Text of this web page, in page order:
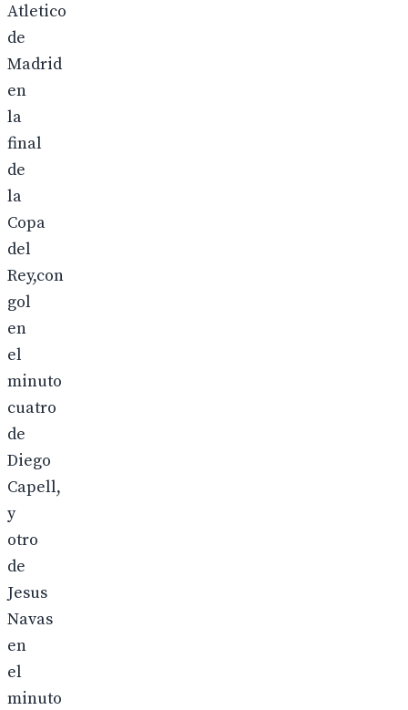
Atletico
de
Madrid
en
la
final
de
la
Copa
del
Rey,con
gol
en
el
minuto
cuatro
de
Diego
Capell,
y
otro
de
Jesus
Navas
en
el
minuto